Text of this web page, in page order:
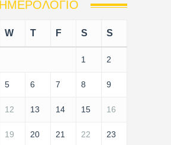
ΗΜΕΡΟΛΌΓΙΟ
W T F S S
1 2
5 6 7 8 9
12 13 14 15 16
19 20 21 22 23